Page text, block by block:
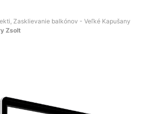
Zasklievanie balkónov - Veľké Kapušany
Zsolt